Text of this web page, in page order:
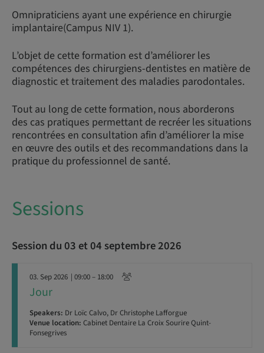
Omnipraticiens ayant une expérience en chirurgie
implantaire(Campus NIV 1).
L’objet de cette formation est d’améliorer les
compétences des chirurgiens-dentistes en matière de
diagnostic et traitement des maladies parodontales.
Tout au long de cette formation, nous aborderons
des cas pratiques permettant de recréer les situations
rencontrées en consultation afin d’améliorer la mise
en œuvre des outils et des recommandations dans la
pratique du professionnel de santé.
Sessions
Session du 03 et 04 septembre 2026
03. Sep 2026 | 09:00 – 18:00
Jour
Speakers: Dr Loïc Calvo, Dr Christophe Lafforgue
Venue location: Cabinet Dentaire La Croix Sourire Quint-
Fonsegrives